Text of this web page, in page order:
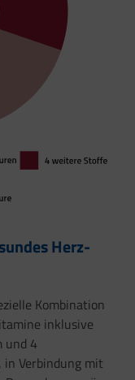
Herz-
Kombination
inklusive
und 4
Verbindung mit